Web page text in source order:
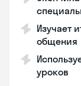
Изучает
общения
уроков